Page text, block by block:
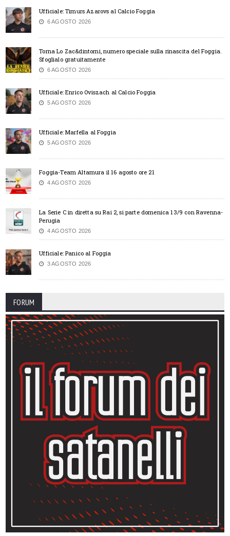
Ufficiale: Timurs Azarovs al Calcio Foggia
6 AGOSTO 2026
Torna Lo Zac&dintorni, numero speciale sulla rinascita del Foggia.
Sfoglialo gratuitamente
6 AGOSTO 2026
Ufficiale: Enrico Oviszach al Calcio Foggia
5 AGOSTO 2026
Ufficiale: Marfella al Foggia
5 AGOSTO 2026
Foggia-Team Altamura il 16 agosto ore 21
4 AGOSTO 2026
La Serie C in diretta su Rai 2, si parte domenica 13/9 con Ravenna-
Perugia
4 AGOSTO 2026
Ufficiale: Panico al Foggia
3 AGOSTO 2026
FORUM